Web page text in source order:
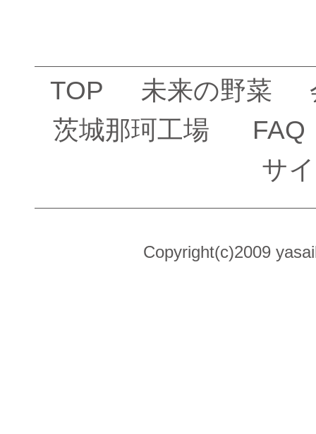
TOP 未来の野菜
茨城那珂工場
FAQ
サ
Copyright(c)2009